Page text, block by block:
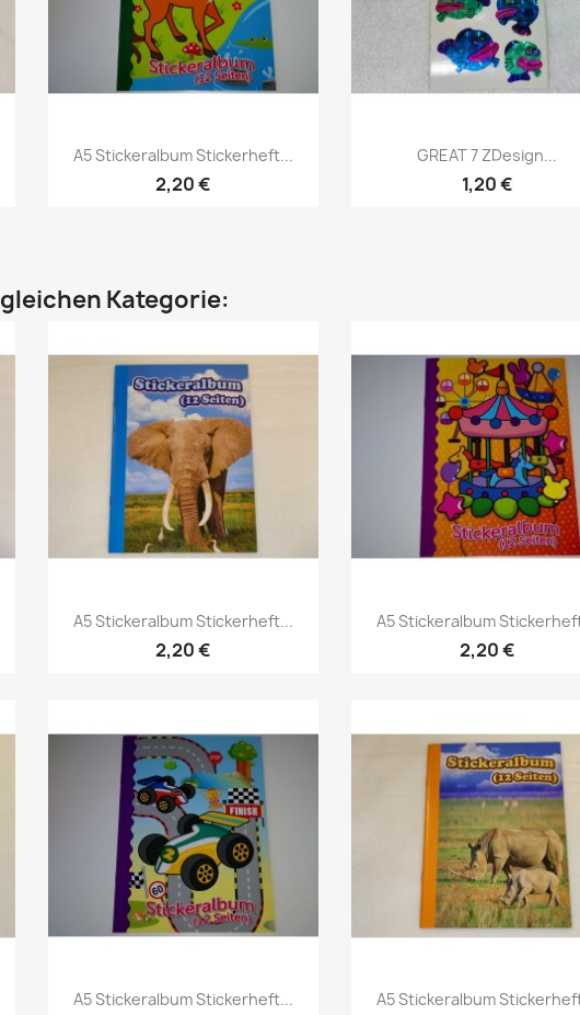
A5 Stickeralbum Stickerheft...
2,20 €
GREAT 7 ZDesign...
1,20 €
Kategorie:
A5 Stickeralbum Stickerheft...
2,20 €
A5 Stickeralbum
2,20 €
A5 Stickeralbum Stickerheft... A5 Stickeralbum